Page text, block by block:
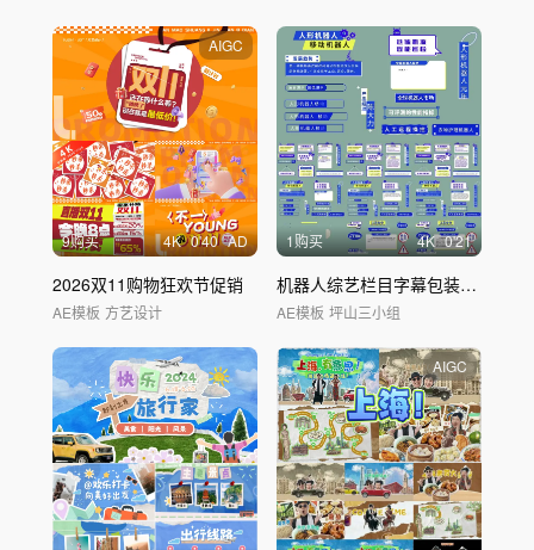
AIGC
9购买 4K 0'40 AD
2026双11购物狂欢节促销
AE模板 方艺设计
1购买 4K 0'21
机器人综艺栏目字幕包装
贴纸
AE模板 坪山三小组
AIGC